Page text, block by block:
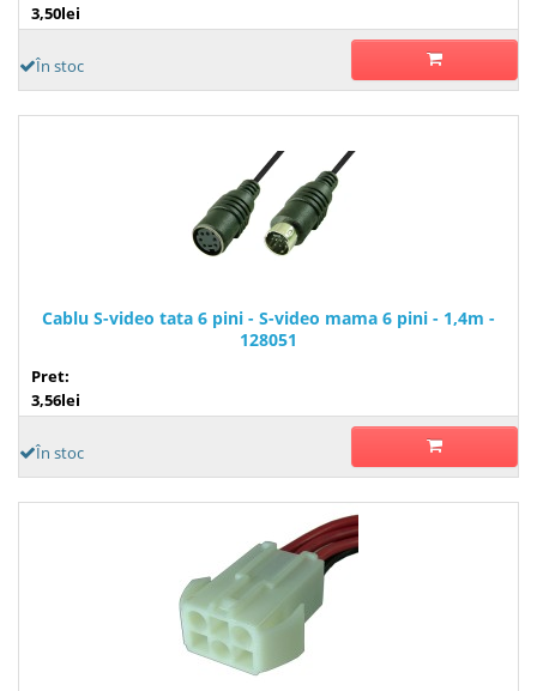
3,50lei
În stoc
Cablu S-video tata 6 pini - S-video mama 6 pini - 1,4m -
128051
Pret:
3,56lei
În stoc